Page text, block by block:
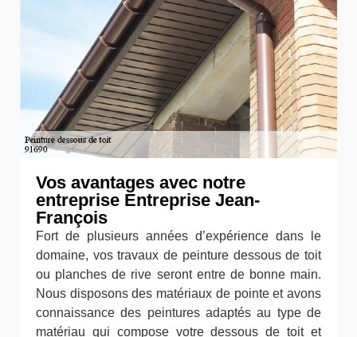
Vos avantages avec notre
entreprise Entreprise Jean-
François
Fort de plusieurs années d’expérience dans le
domaine, vos travaux de peinture dessous de toit
ou planches de rive seront entre de bonne main.
Nous disposons des matériaux de pointe et avons
connaissance des peintures adaptés au type de
matériau qui compose votre dessous de toit et